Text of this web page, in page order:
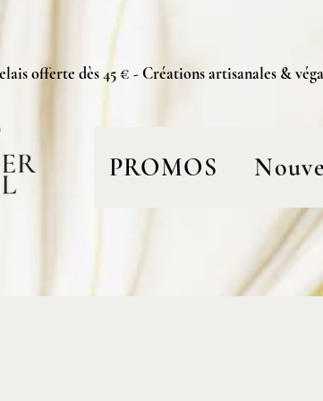
offerte dès 45 € - Créations artisanales &
PROMOS